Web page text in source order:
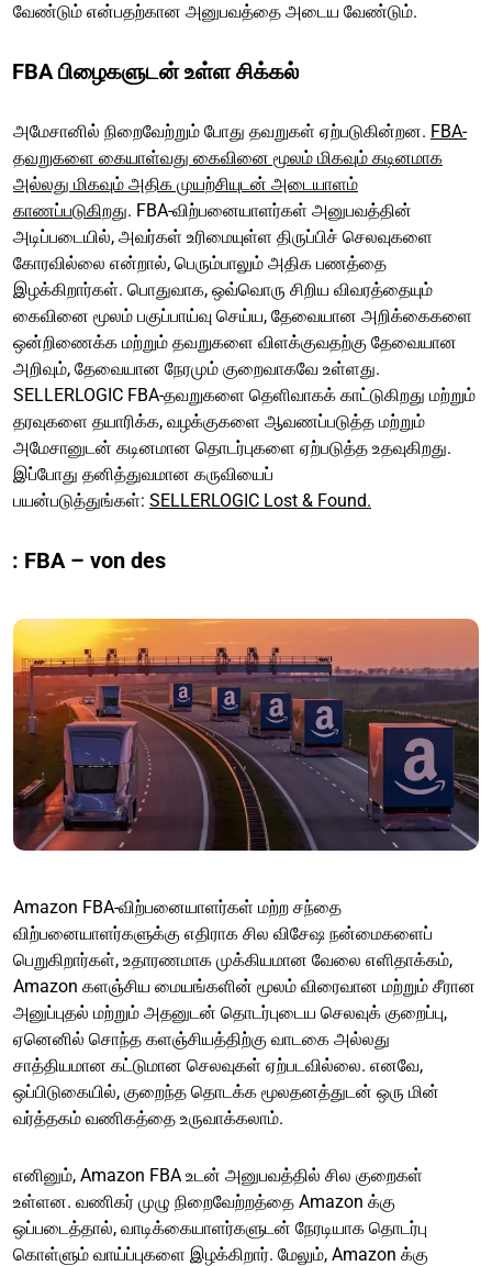
வேண்டும் என்பதற்கான அனுபவத்தை அடைய வேண்டும்.
FBA பிழைகளுடன் உள்ள சிக்கல்
அமேசானில் நிறைவேற்றும் போது தவறுகள் ஏற்படுகின்றன. FBA-
தவறுகளை கையாள்வது கைவினை மூலம் மிகவும் கடினமாக
அல்லது மிகவும் அதிக முயற்சியுடன் அடையாளம்
காணப்படுகிறது. FBA-விற்பனையாளர்கள் அனுபவத்தின்
அடிப்படையில், அவர்கள் உரிமையுள்ள திருப்பிச் செலவுகளை
கோரவில்லை என்றால், பெரும்பாலும் அதிக பணத்தை
இழக்கிறார்கள். பொதுவாக, ஒவ்வொரு சிறிய விவரத்தையும்
கைவினை மூலம் பகுப்பாய்வு செய்ய, தேவையான அறிக்கைகளை
ஒன்றிணைக்க மற்றும் தவறுகளை விளக்குவதற்கு தேவையான
அறிவும், தேவையான நேரமும் குறைவாகவே உள்ளது.
SELLERLOGIC FBA-தவறுகளை தெளிவாகக் காட்டுகிறது மற்றும்
தரவுகளை தயாரிக்க, வழக்குகளை ஆவணப்படுத்த மற்றும்
அமேசானுடன் கடினமான தொடர்புகளை ஏற்படுத்த உதவுகிறது.
இப்போது தனித்துவமான கருவியைப்
பயன்படுத்துங்கள்: SELLERLOGIC Lost & Found.
: FBA – von des
Amazon FBA-விற்பனையாளர்கள் மற்ற சந்தை
விற்பனையாளர்களுக்கு எதிராக சில விசேஷ நன்மைகளைப்
பெறுகிறார்கள், உதாரணமாக முக்கியமான வேலை எளிதாக்கம்,
Amazon களஞ்சிய மையங்களின் மூலம் விரைவான மற்றும் சீரான
அனுப்புதல் மற்றும் அதனுடன் தொடர்புடைய செலவுக் குறைப்பு,
ஏனெனில் சொந்த களஞ்சியத்திற்கு வாடகை அல்லது
சாத்தியமான கட்டுமான செலவுகள் ஏற்படவில்லை. எனவே,
ஒப்பிடுகையில், குறைந்த தொடக்க மூலதனத்துடன் ஒரு மின்
வர்த்தகம் வணிகத்தை உருவாக்கலாம்.
எனினும், Amazon FBA உடன் அனுபவத்தில் சில குறைகள்
உள்ளன. வணிகர் முழு நிறைவேற்றத்தை Amazon க்கு
ஒப்படைத்தால், வாடிக்கையாளர்களுடன் நேரடியாக தொடர்பு
கொள்ளும் வாய்ப்புகளை இழக்கிறார். மேலும், Amazon க்கு